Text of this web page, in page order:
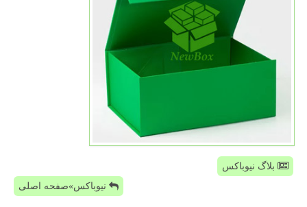
بلاگ نیوباکس
نیوباکس»صفحه اصلی